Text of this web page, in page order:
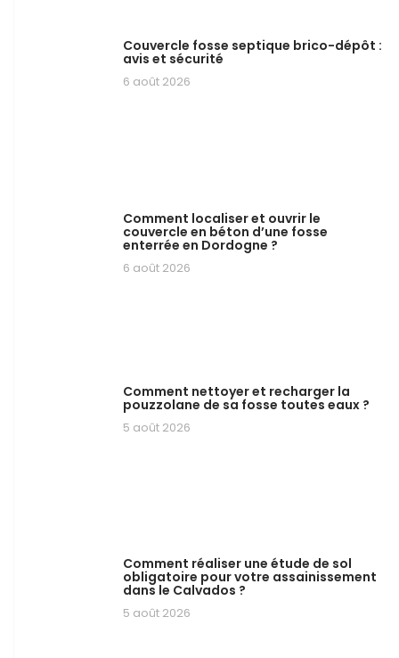
Couvercle fosse septique brico-dépôt :
avis et sécurité
6 août 2026
Comment localiser et ouvrir le
couvercle en béton d’une fosse
enterrée en Dordogne ?
6 août 2026
Comment nettoyer et recharger la
pouzzolane de sa fosse toutes eaux ?
5 août 2026
Comment réaliser une étude de sol
obligatoire pour votre assainissement
dans le Calvados ?
5 août 2026